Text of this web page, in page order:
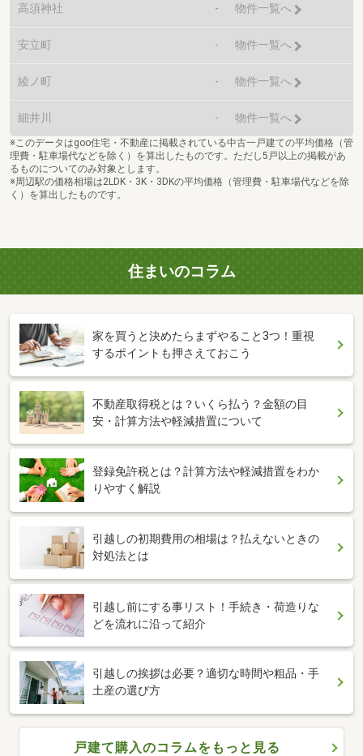
高須神社 - 物件一覧へ
安立町 - 物件一覧へ
綾ノ町 - 物件一覧へ
細井川 - 物件一覧へ
※このデータはgoo住宅・不動産に掲載されている中古一戸建ての平均価格（管
理費・駐車場代などを除く）を算出したものです。ただし5戸以上の掲載があ
るものについてのみ対象とします。
※周辺駅の価格相場は2LDK・3K・3DKの平均価格（管理費・駐車場代などを除
く）を算出したものです。
住まいのコラム
家を買うと決めたらまずやること3つ！重視
するポイントも押さえておこう
不動産取得税とは？いくら払う？金額の目
安・計算方法や軽減措置について
登録免許税とは？計算方法や軽減措置をわか
りやすく解説
引越しの初期費用の相場は？払えないときの
対処法とは
引越し前にする事リスト！手続き・荷造りな
どを流れに沿って紹介
引越しの挨拶は必要？適切な時間や粗品・手
土産の選び方
戸建て購入のコラムをもっと見る